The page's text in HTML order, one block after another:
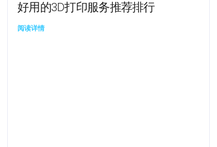
好用的3D打印服务推荐排行
阅读详情